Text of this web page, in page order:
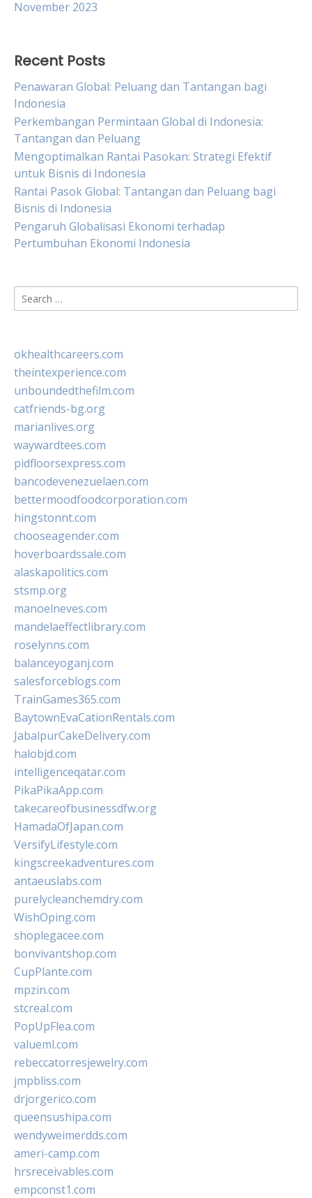
November 2023
Recent Posts
Penawaran Global: Peluang dan Tantangan bagi
Indonesia
Perkembangan Permintaan Global di Indonesia:
Tantangan dan Peluang
Mengoptimalkan Rantai Pasokan: Strategi Efektif
untuk Bisnis di Indonesia
Rantai Pasok Global: Tantangan dan Peluang bagi
Bisnis di Indonesia
Pengaruh Globalisasi Ekonomi terhadap
Pertumbuhan Ekonomi Indonesia
Search
for:
okhealthcareers.com
theintexperience.com
unboundedthefilm.com
catfriends-bg.org
marianlives.org
waywardtees.com
pidfloorsexpress.com
bancodevenezuelaen.com
bettermoodfoodcorporation.com
hingstonnt.com
chooseagender.com
hoverboardssale.com
alaskapolitics.com
stsmp.org
manoelneves.com
mandelaeffectlibrary.com
roselynns.com
balanceyoganj.com
salesforceblogs.com
TrainGames365.com
BaytownEvaCationRentals.com
JabalpurCakeDelivery.com
halobjd.com
intelligenceqatar.com
PikaPikaApp.com
takecareofbusinessdfw.org
HamadaOfJapan.com
VersifyLifestyle.com
kingscreekadventures.com
antaeuslabs.com
purelycleanchemdry.com
WishOping.com
shoplegacee.com
bonvivantshop.com
CupPlante.com
mpzin.com
stcreal.com
PopUpFlea.com
valueml.com
rebeccatorresjewelry.com
jmpbliss.com
drjorgerico.com
queensushipa.com
wendyweimerdds.com
ameri-camp.com
hrsreceivables.com
empconst1.com